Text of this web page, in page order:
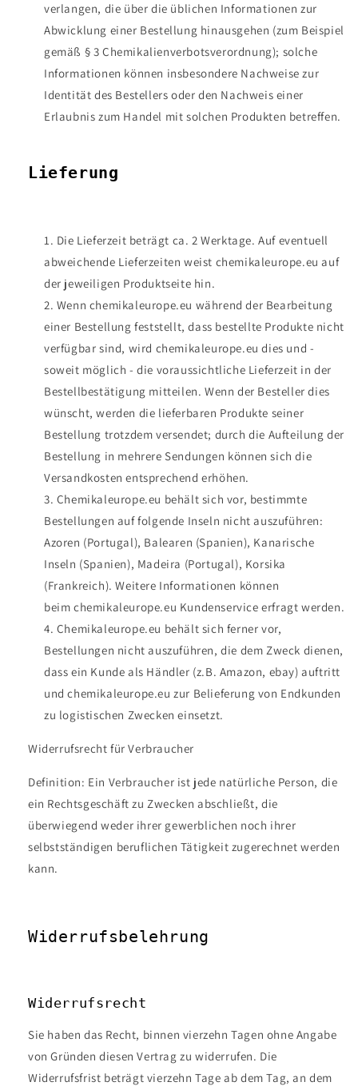
verlangen, die über die üblichen Informationen zur
Abwicklung einer Bestellung hinausgehen (zum Beispiel
gemäß § 3 Chemikalienverbotsverordnung); solche
Informationen können insbesondere Nachweise zur
Identität des Bestellers oder den Nachweis einer
Erlaubnis zum Handel mit solchen Produkten betreffen.
Lieferung
Die Lieferzeit beträgt ca. 2 Werktage. Auf eventuell
abweichende Lieferzeiten weist chemikaleurope.eu auf
der jeweiligen Produktseite hin.
Wenn chemikaleurope.eu während der Bearbeitung
einer Bestellung feststellt, dass bestellte Produkte nicht
verfügbar sind, wird chemikaleurope.eu dies und -
soweit möglich - die voraussichtliche Lieferzeit in der
Bestellbestätigung mitteilen. Wenn der Besteller dies
wünscht, werden die lieferbaren Produkte seiner
Bestellung trotzdem versendet; durch die Aufteilung der
Bestellung in mehrere Sendungen können sich die
Versandkosten entsprechend erhöhen.
Chemikaleurope.eu behält sich vor, bestimmte
Bestellungen auf folgende Inseln nicht auszuführen:
Azoren (Portugal), Balearen (Spanien), Kanarische
Inseln (Spanien), Madeira (Portugal), Korsika
(Frankreich). Weitere Informationen können
beim chemikaleurope.eu Kundenservice erfragt werden.
Chemikaleurope.eu behält sich ferner vor,
Bestellungen nicht auszuführen, die dem Zweck dienen,
dass ein Kunde als Händler (z.B. Amazon, ebay) auftritt
und chemikaleurope.eu zur Belieferung von Endkunden
zu logistischen Zwecken einsetzt.
Widerrufsrecht für Verbraucher
Definition: Ein Verbraucher ist jede natürliche Person, die
ein Rechtsgeschäft zu Zwecken abschließt, die
überwiegend weder ihrer gewerblichen noch ihrer
selbstständigen beruflichen Tätigkeit zugerechnet werden
kann.
Widerrufsbelehrung
Widerrufsrecht
Sie haben das Recht, binnen vierzehn Tagen ohne Angabe
von Gründen diesen Vertrag zu widerrufen. Die
Widerrufsfrist beträgt vierzehn Tage ab dem Tag, an dem